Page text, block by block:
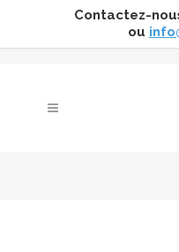
Contactez-
ou